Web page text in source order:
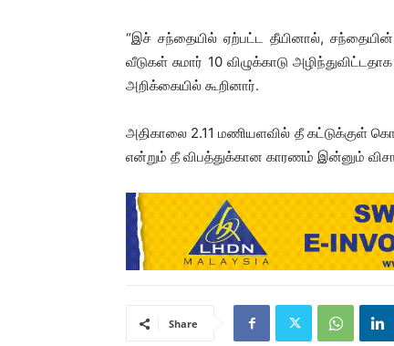
“இச் சந்தையில் ஏற்பட்ட தீயினால், சந்தையின்
வீடுகள் சுமார் 10 விழுக்காடு
அறிக்கையில் கூறினார்.
அதிகாலை 2.11 மணியளவில் தீ கட்டுக்குள்
என்றும் தீ விபத்துக்கான காரணம் இன்னும்
Share